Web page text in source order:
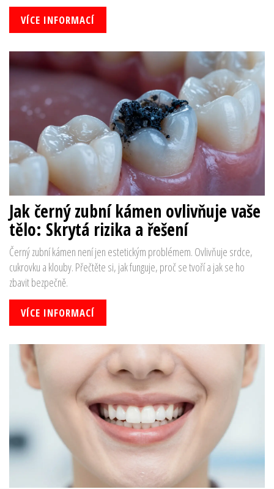
VÍCE INFORMACÍ
Jak černý zubní kámen ovlivňuje vaše
tělo: Skrytá rizika a řešení
Černý zubní kámen není jen estetickým problémem. Ovlivňuje srdce,
cukrovku a klouby. Přečtěte si, jak funguje, proč se tvoří a jak se ho
zbavit bezpečně.
VÍCE INFORMACÍ